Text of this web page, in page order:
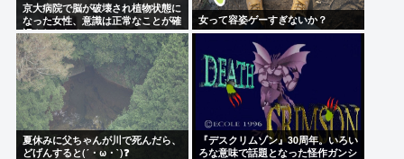
京大病院で脳が破壊され植物状態に
なった女性、意識は正常なことが確
認されおわる
女って容姿ゲーすぎないか？
夏休みに父ちゃんが川で死んだら、
どげんすると(´・ω・`)❓
『デスクリムゾン』30周年。いろい
ろな意味で話題となった怪作ガンシ